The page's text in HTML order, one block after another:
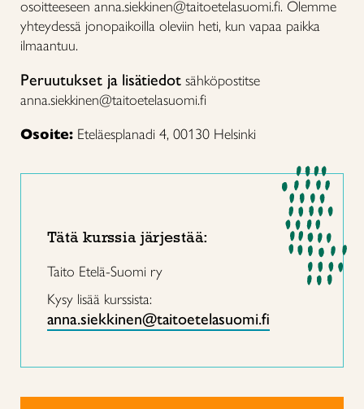
osoitteeseen anna.siekkinen@taitoetelasuomi.fi. Olemme
yhteydessä jonopaikoilla oleviin heti, kun vapaa paikka
ilmaantuu.
Peruutukset ja lisätiedot sähköpostitse
anna.siekkinen@taitoetelasuomi.fi
Osoite: Eteläesplanadi 4, 00130 Helsinki
Tätä kurssia järjestää:
Taito Etelä-Suomi ry
Kysy lisää kurssista:
anna.siekkinen@taitoetelasuomi.fi